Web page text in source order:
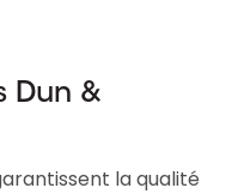
Dun &
la qualité